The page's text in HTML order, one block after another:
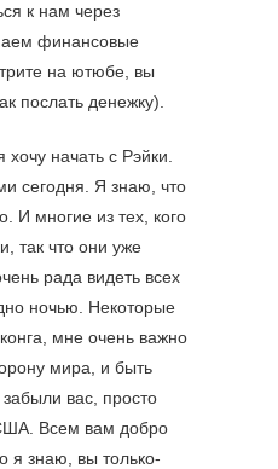
к нам через
финансовые
на ютюбе, вы
послать денежку).
хочу начать с Рэйки.
сегодня. Я знаю, что
И многие из тех, кого
так что они уже
рада видеть всех
ночью. Некоторые
мне очень важно
мира, и быть
вас, просто
Всем вам добро
я знаю, вы только-